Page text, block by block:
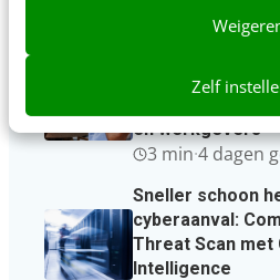
Zelf
lanceren
en werkgevers
3 min·4 dagen
Sneller schoon
cyberaanval:
Threat Scan met
Intelligence